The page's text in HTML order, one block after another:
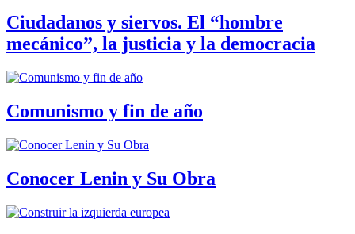
Ciudadanos y siervos. El “hombre
mecánico”, la justicia y la democracia
Comunismo y fin de año
Conocer Lenin y Su Obra